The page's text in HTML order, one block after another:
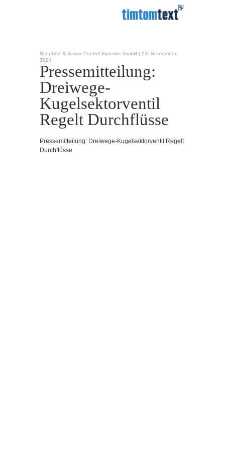
Schubert & Salzer Control Systems GmbH | 23. September
2024
Pressemitteilung:
Dreiwege-
Kugelsektorventil
Regelt Durchflüsse
Pressemitteilung: Dreiwege-Kugelsektorventil Regelt
Durchflüsse